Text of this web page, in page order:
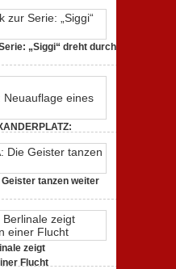
„Siggi“ dreht durch
tanzen weiter
zeigt
Flucht